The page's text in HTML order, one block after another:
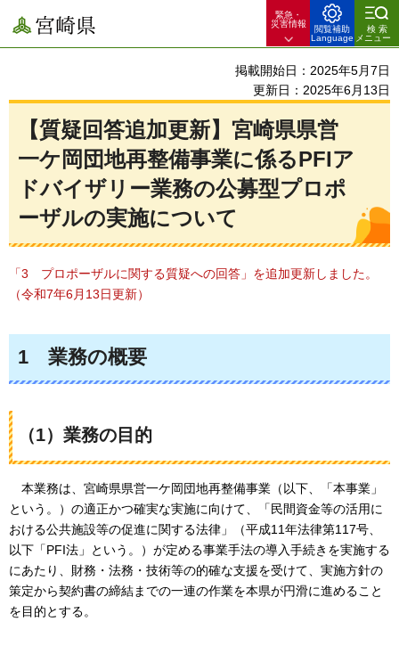
宮崎県
緊急・
災害情報
閲覧補助
Language
検索
メニュー
掲載開始日：2025年5月7日
更新日：2025年6月13日
【質疑回答追加更新】宮崎県県営
一ケ岡団地再整備事業に係るPFIア
ドバイザリー業務の公募型プロポ
ーザルの実施について
「3
プロポーザルに関する質疑への回答」を追加更新しました。
（令和7年6月13日更新）
1 業務の概要
（1）業務の目的
本業務は、宮崎県県営一ケ岡団地再整備事業（以下、「本事業」
という。）の適正かつ確実な実施に向けて、「民間資金等の活用に
おける公共施設等の促進に関する法律」（平成11年法律第117号、
以下「PFI法」という。）が定める事業手法の導入手続きを実施する
にあたり、財務・法務・技術等の的確な支援を受けて、実施方針の
策定から契約書の締結までの一連の作業を本県が円滑に進めること
を目的とする。